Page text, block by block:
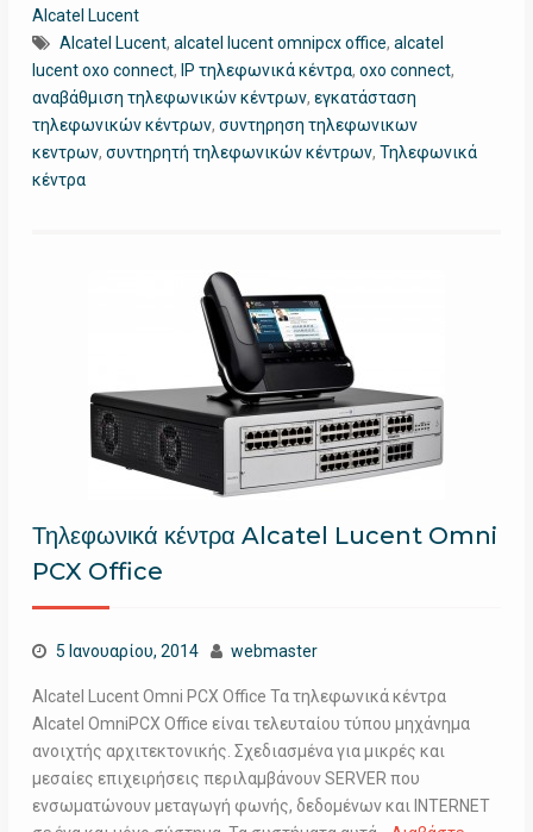
Alcatel Lucent
Alcatel Lucent, alcatel lucent omnipcx office, alcatel
lucent oxo connect, IP τηλεφωνικά κέντρα, oxo connect,
αναβάθμιση τηλεφωνικών κέντρων, εγκατάσταση
τηλεφωνικών κέντρων, συντηρηση τηλεφωνικων
κεντρων, συντηρητή τηλεφωνικών κέντρων, Τηλεφωνικά
κέντρα
Τηλεφωνικά κέντρα Alcatel Lucent Omni
PCX Office
5 Ιανουαρίου, 2014 webmaster
Alcatel Lucent Omni PCX Office Τα τηλεφωνικά κέντρα
Alcatel OmniPCX Office είναι τελευταίου τύπου μηχάνημα
ανοιχτής αρχιτεκτονικής. Σχεδιασμένα για μικρές και
μεσαίες επιχειρήσεις περιλαμβάνουν SERVER που
ενσωματώνουν μεταγωγή φωνής, δεδομένων και INTERNET